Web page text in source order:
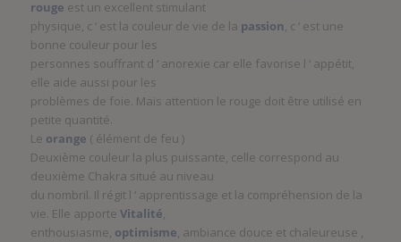
rouge est un excellent stimulant
physique, c ‘ est la couleur de vie de la passion, c ‘ est une
bonne couleur pour les
personnes souffrant d ‘ anorexie car elle favorise l ‘ appétit,
elle aide aussi pour les
problèmes de foie. Mais attention le rouge doit être utilisé en
petite quantité.
Le orange ( élément de feu )
Deuxième couleur la plus puissante, celle correspond au
deuxième Chakra situé au niveau
du nombril. Il régit l ‘ apprentissage et la compréhension de la
vie. Elle apporte Vitalité,
enthousiasme, optimisme, ambiance douce et chaleureuse ,